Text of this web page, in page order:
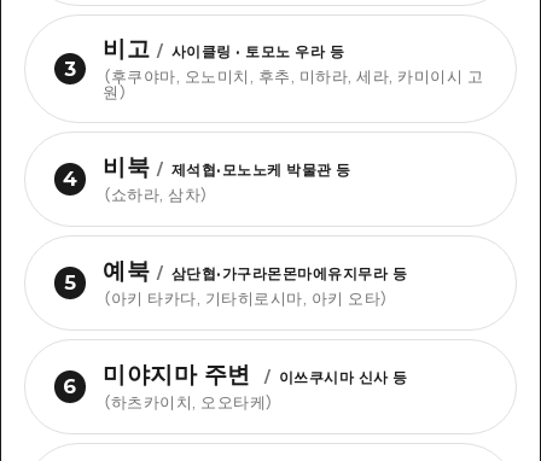
3
비고 / 사이클링 · 토모노 우라 등
（후쿠야마, 오노미치, 후추, 미하라, 세라, 카미이시 고
원）
4 비북 / 제석협·모노노케 박물관 등
（쇼하라, 삼차）
5 예북 / 삼단협·가구라몬몬마에유지무라 등
（아키 타카다, 기타히로시마, 아키 오타）
6 미야지마 주변 / 이쓰쿠시마 신사 등
（하츠카이치, 오오타케）